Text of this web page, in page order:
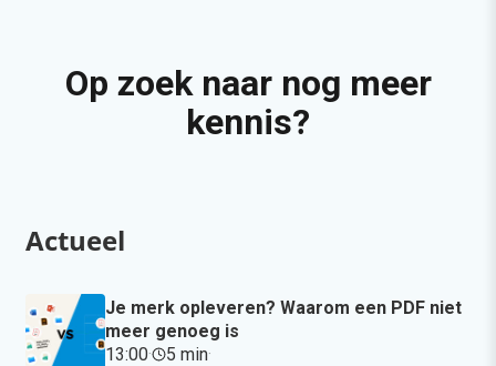
Op zoek naar nog meer
kennis?
Actueel
Je merk opleveren? Waarom een PDF niet
meer genoeg is
13:00· 5 min·